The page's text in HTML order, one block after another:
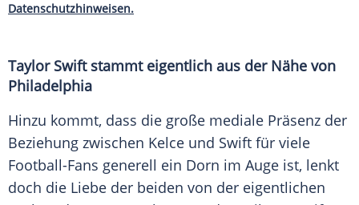
Datenschutzhinweisen.
Taylor Swift stammt eigentlich aus der Nähe von
Philadelphia
Hinzu kommt, dass die große mediale Präsenz der
Beziehung zwischen Kelce und Swift für viele
Football-Fans generell ein Dorn im Auge ist, lenkt
doch die Liebe der beiden von der eigentlichen